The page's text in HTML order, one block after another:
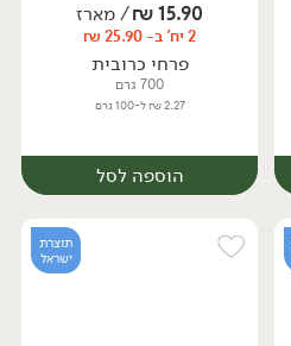
יח׳
15.90
₪/ מארז
2 יח' ב- 25.90 ₪
פרחי כרובית
700 גרם
2.27 ₪ ל-100 גרם
הוספה לסל
תוצרת
ישראל